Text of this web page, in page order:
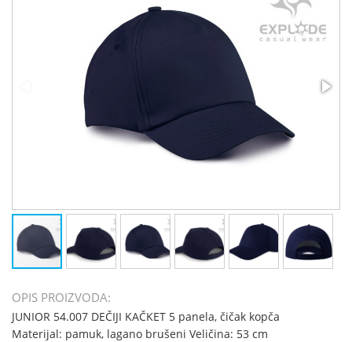
OPIS PROIZVODA:
JUNIOR 54.007 DEČIJI KAČKET 5 panela, čičak kopča
Materijal: pamuk, lagano brušeni Veličina: 53 cm